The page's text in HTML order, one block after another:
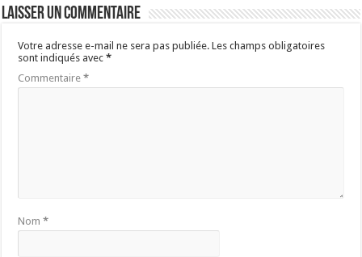
Laisser un commentaire
Votre adresse e-mail ne sera pas publiée. Les champs obligatoires
sont indiqués avec*
Commentaire*
Nom*